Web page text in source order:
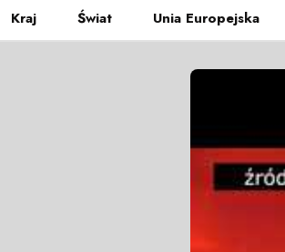
Kraj Świat Unia Europejska